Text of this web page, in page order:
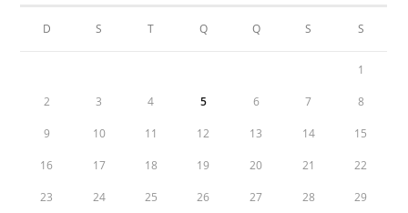
D S T Q Q S S
1
2 3 4 5 6 7 8
9 10 11 12 13 14 15
16 17 18 19 20 21 22
23 24 25 26 27 28 29